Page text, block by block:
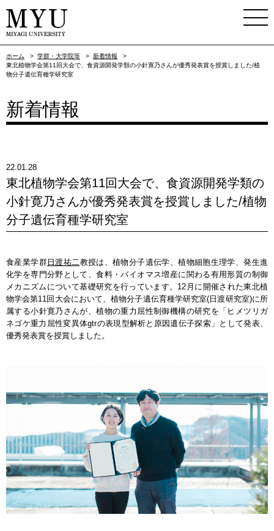
ホーム > 学群・大学院等 > 新着情報
>
東北植物学会第11回大会で、食資源開発学類の小針寛乃さんが優秀発表賞を授賞しました/植
物分子遺伝育種学研究室
新着情報
22.01.28
東北植物学会第11回大会で、食資源開発学類の
小針寛乃さんが優秀発表賞を授賞しました/植物
分子遺伝育種学研究室
食産業学群日渡祐二教授は、植物分子遺伝学、植物細胞生理学、発生進
化学を専門分野として、食料・バイオマス増産に関わる有用形質の制御
メカニズムについて基礎研究を行っています。12月に開催された東北植
物学会第11回大会において、植物分子遺伝育種学研究室(日渡研究室)に所
属する小針寛乃さんが、植物の重力屈性制御機構の研究を「ヒメツリガ
ネゴケ重力屈性変異体gtrの表現型解析と原因遺伝子探索」として発表、
優秀発表賞を授賞しました。